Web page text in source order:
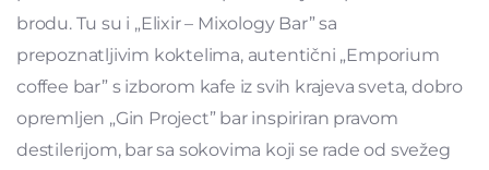
brodu. Tu su i „Elixir – Mixology Bar” sa
prepoznatljivim koktelima, autentični „Emporium
coffee bar” s izborom kafe iz svih krajeva sveta, dobro
opremljen „Gin Project” bar inspiriran pravom
destilerijom, bar sa sokovima koji se rade od svežeg